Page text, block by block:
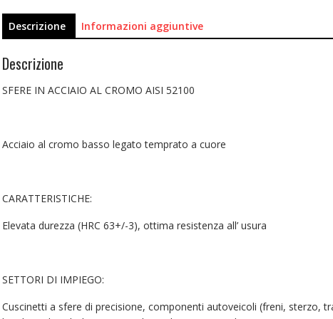
Descrizione Informazioni aggiuntive
Descrizione
SFERE IN ACCIAIO AL CROMO AISI 52100
Acciaio al cromo basso legato temprato a cuore
CARATTERISTICHE:
Elevata durezza (HRC 63+/-3), ottima resistenza all’ usura
SETTORI DI IMPIEGO:
Cuscinetti a sfere di precisione, componenti autoveicoli (freni, sterzo,